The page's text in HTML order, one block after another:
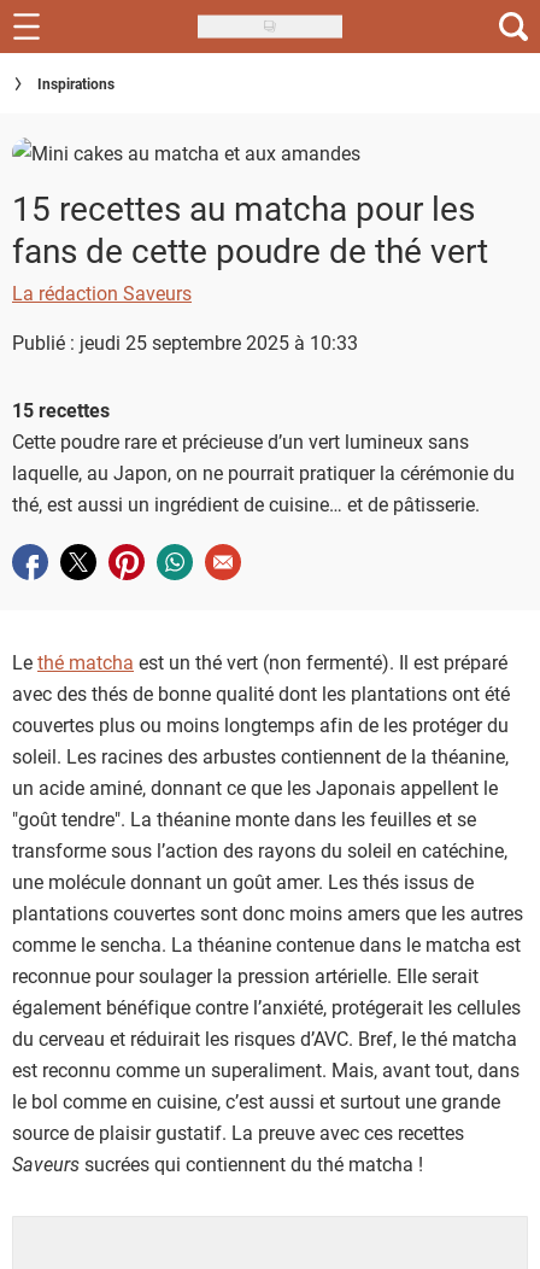
Skip
to
main
Recettes
Inspirations
Menu de la semaine
Actus
Téléchargez l'app Saveurs Recettes
Guide d'achat
Inspirations
15 recettes au matcha pour les
fans de cette poudre de thé vert
La rédaction Saveurs
Publié : jeudi 25 septembre 2025 à 10:33
15 recettes
Cette poudre rare et précieuse d’un vert lumineux sans
laquelle, au Japon, on ne pourrait pratiquer la cérémonie du
thé, est aussi un ingrédient de cuisine… et de pâtisserie.
Partager sur facebook
Partager sur twitter
Partager sur pinterest
Partager sur whatsapp
Envoyer à un ami
Lethé matcha est un thé vert (non fermenté). Il est préparé
avec des thés de bonne qualité dont les plantations ont été
couvertes plus ou moins longtemps afin de les protéger du
soleil. Les racines des arbustes contiennent de la théanine,
un acide aminé, donnant ce que les Japonais appellent le
"goût tendre". La théanine monte dans les feuilles et se
transforme sous l’action des rayons du soleil en catéchine,
une molécule donnant un goût amer. Les thés issus de
plantations couvertes sont donc moins amers que les autres
comme le sencha. La théanine contenue dans le matcha est
reconnue pour soulager la pression artérielle. Elle serait
également bénéfique contre l’anxiété, protégerait les cellules
du cerveau et réduirait les risques d’AVC. Bref, le thé matcha
est reconnu comme un superaliment. Mais, avant tout, dans
le bol comme en cuisine, c’est aussi et surtout une grande
source de plaisir gustatif. La preuve avec ces recettes
Saveurssucrées qui contiennent du thé matcha !